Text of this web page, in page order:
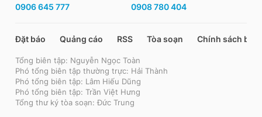
0906 645 777 0908 780 404
Đặt báo Quảng cáo RSS Tòa soạn Chính sách bảo
Tổng biên tập: Nguyễn Ngọc Toàn
Phó tổng biên tập thường trực: Hải Thành
Phó tổng biên tập: Lâm Hiếu Dũng
Phó tổng biên tập: Trần Việt Hưng
Tổng thư ký tòa soạn: Đức Trung